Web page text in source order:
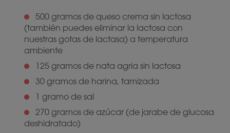
500 gramos de queso crema sin lactosa
(también puedes eliminar la lactosa con
nuestras gotas de lactasa) a temperatura
ambiente
125 gramos de nata agria sin lactosa
30 gramos de harina, tamizada
1 gramo de sal
270 gramos de azúcar (de jarabe de glucosa
deshidratado)